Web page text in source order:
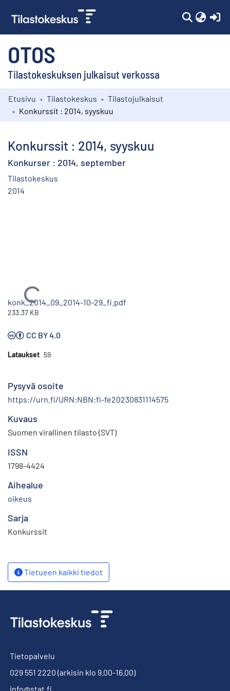
OTOS
Tilastokeskuksen julkaisut verkossa
Kokoelmat
Etusivu Tilastokeskus
Tilastojulkaisut
Konkurssit : 2014, syyskuu
Konkurssit : 2014, syyskuu
Konkurser : 2014, september
Tilastokeskus
2014
Ladataan...
konk_2014_09_2014-10-29_fi.pdf
233.37 KB
CC BY 4.0
Lataukset 59
Pysyvä osoite
https://urn.fi/URN:NBN:fi-fe20230831114575
Kuvaus
Suomen virallinen tilasto (SVT)
ISSN
1798-4424
Aihealue
oikeus
Sarja
Konkurssit
Tietueen kaikki tiedot
Tietopalvelu
029 551 2220 (arkisin klo 9.00-16.00)
info@stat.fi